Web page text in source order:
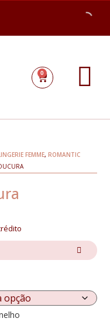
0
FEMME, ROMANTIC